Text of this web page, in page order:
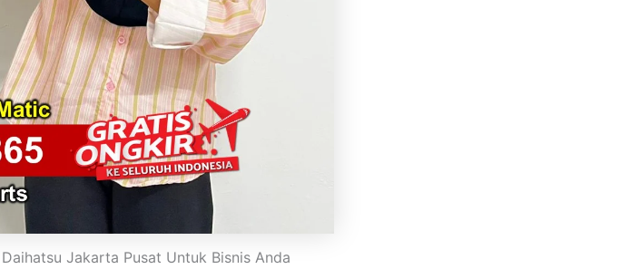
Jakarta Pusat Untuk Bisnis Anda